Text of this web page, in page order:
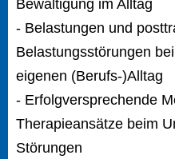
Bewältigung im Alltag
- Belastungen und
Belastungsstörungen
eigenen (Berufs-)Alltag
- Erfolgversprechende
Therapieansätze beim
Störungen